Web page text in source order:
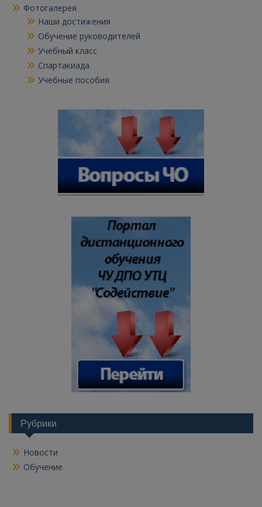
Фотогалерея
Наши достижения
Обучение руководителей
Учебный класс
Спартакиада
Учебные пособия
Рубрики
Новости
Обучение